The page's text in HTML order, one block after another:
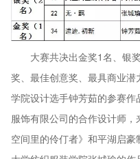
大赛共决出金奖1名、银
奖、最佳创意奖、最具商业
学院设计选手钟芳茹的参赛
服饰有限公司的合作设计师
空间里的伶仃者》和平湖启